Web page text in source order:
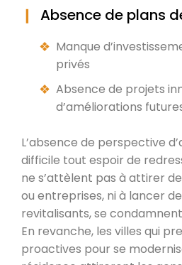
Absence de plans
Manque
privés
Absence de projets
d’améliorations
L’absence de perspective
difficile tout espoir de
ne s’attèlent pas à attirer
ou entreprises, ni à lancer
revitalisants, se
En revanche, les villes qui
proactives pour se